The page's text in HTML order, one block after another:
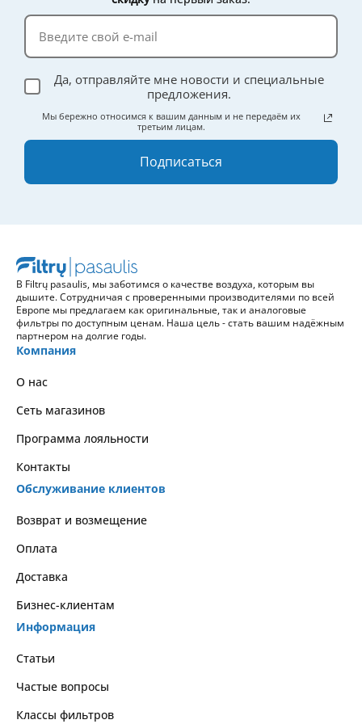
Да, отправляйте мне новости и специальные
предложения.
Мы бережно относимся к вашим данным и не передаём их
третьим лицам.
Подписаться
В Filtrų pasaulis, мы заботимся о качестве воздуха, которым вы
дышите. Сотрудничая с проверенными производителями по всей
Европе мы предлагаем как оригинальные, так и аналоговые
фильтры по доступным ценам. Наша цель - стать вашим надёжным
партнером на долгие годы.
Компания
О нас
Сеть магазинов
Программа лояльности
Контакты
Обслуживание клиентов
Возврат и возмещение
Оплата
Доставка
Бизнес-клиентам
Информация
Статьи
Частые вопросы
Классы фильтров